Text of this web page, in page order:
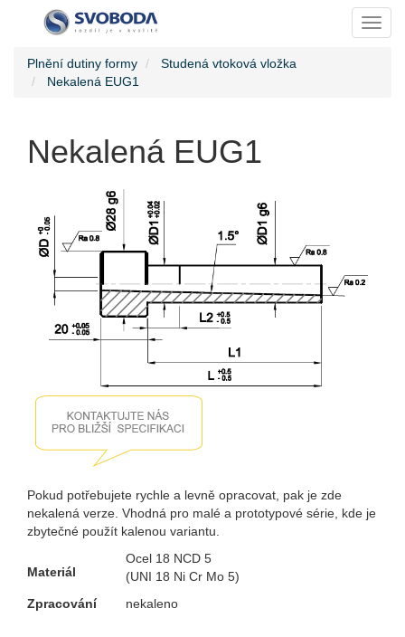
Plnění dutiny formy
Studená vtoková vložka
Nekalená EUG1
Nekalená EUG1
Pokud potřebujete rychle a levně opracovat, pak je zde
nekalená verze. Vhodná pro malé a prototypové série, kde je
zbytečné použít kalenou variantu.
Materiál
Ocel 18 NCD 5
(UNI 18 Ni Cr Mo 5)
Zpracování
nekaleno